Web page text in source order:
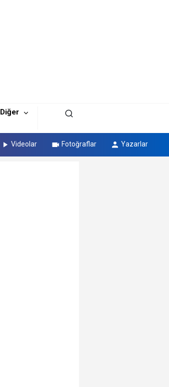
Diğer
Videolar Fotoğraflar Yazarlar